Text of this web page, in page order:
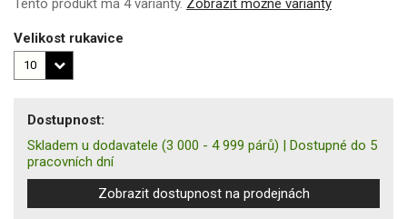
Velikost rukavice
Dostupnost:
Skladem u dodavatele (3 000 - 4 999 párů) | Dostupné do 5
pracovních dní
Zobrazit dostupnost na prodejnách